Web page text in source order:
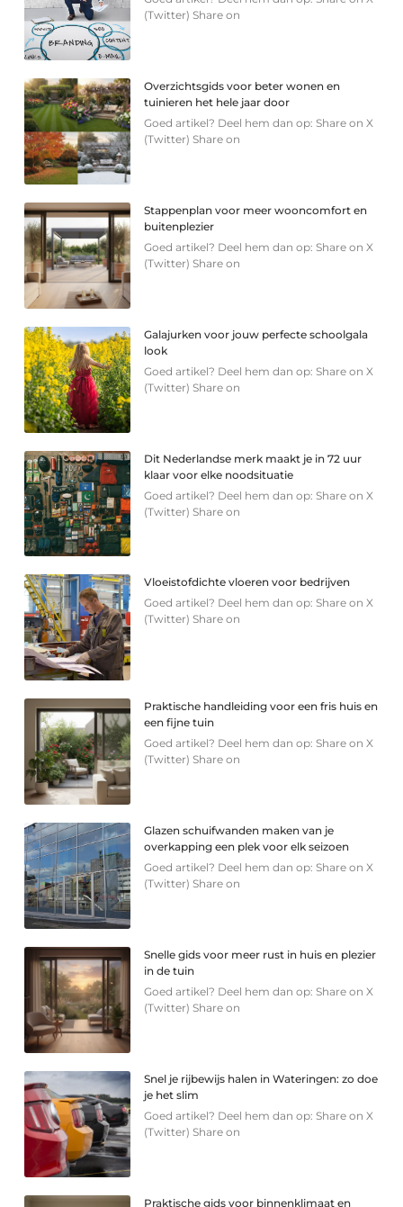
(Twitter) Share on
Overzichtsgids voor beter wonen en
tuinieren het hele jaar door
Goed artikel? Deel hem dan op: Share on X
(Twitter) Share on
Stappenplan voor meer wooncomfort en
buitenplezier
Goed artikel? Deel hem dan op: Share on X
(Twitter) Share on
Galajurken voor jouw perfecte schoolgala
look
Goed artikel? Deel hem dan op: Share on X
(Twitter) Share on
Dit Nederlandse merk maakt je in 72 uur
klaar voor elke noodsituatie
Goed artikel? Deel hem dan op: Share on X
(Twitter) Share on
Vloeistofdichte vloeren voor bedrijven
Goed artikel? Deel hem dan op: Share on X
(Twitter) Share on
Praktische handleiding voor een fris huis en
een fijne tuin
Goed artikel? Deel hem dan op: Share on X
(Twitter) Share on
Glazen schuifwanden maken van je
overkapping een plek voor elk seizoen
Goed artikel? Deel hem dan op: Share on X
(Twitter) Share on
Snelle gids voor meer rust in huis en plezier
in de tuin
Goed artikel? Deel hem dan op: Share on X
(Twitter) Share on
Snel je rijbewijs halen in Wateringen: zo doe
je het slim
Goed artikel? Deel hem dan op: Share on X
(Twitter) Share on
Praktische gids voor binnenklimaat en